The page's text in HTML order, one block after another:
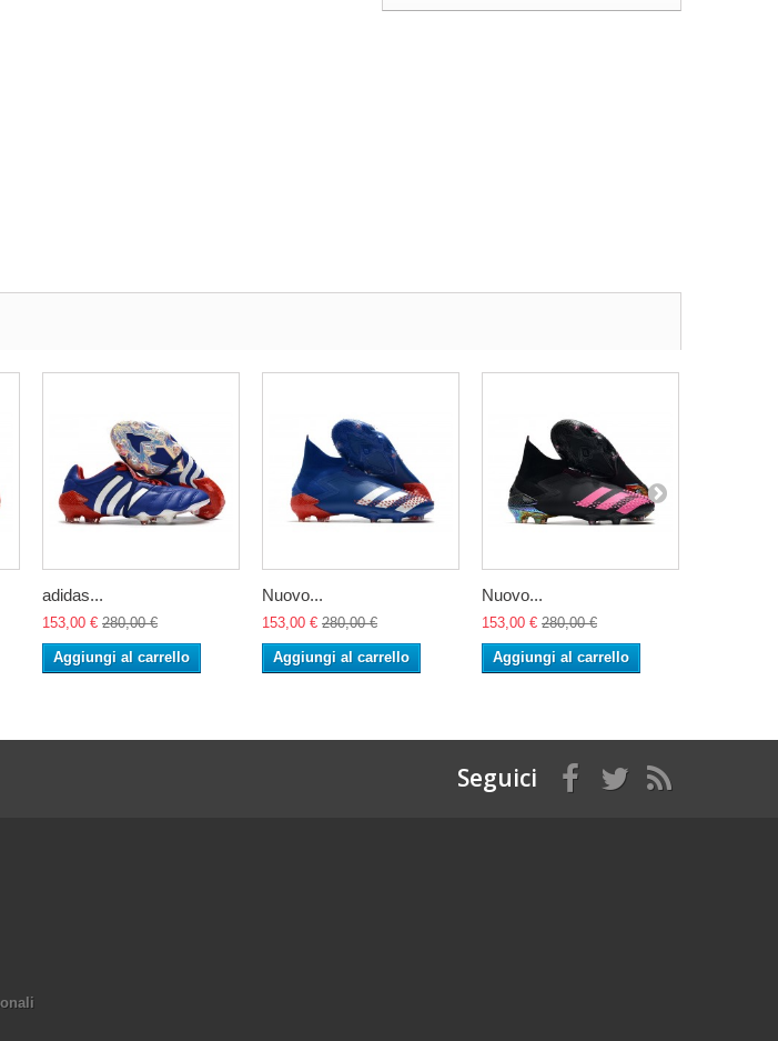
adidas...
153,00 € 280,00 €
Aggiungi al carrello
Nuovo...
153,00 € 280,00 €
Aggiungi al carrello
Nuovo...
153,00 € 280,00 €
Aggiungi al carrello
Seguici